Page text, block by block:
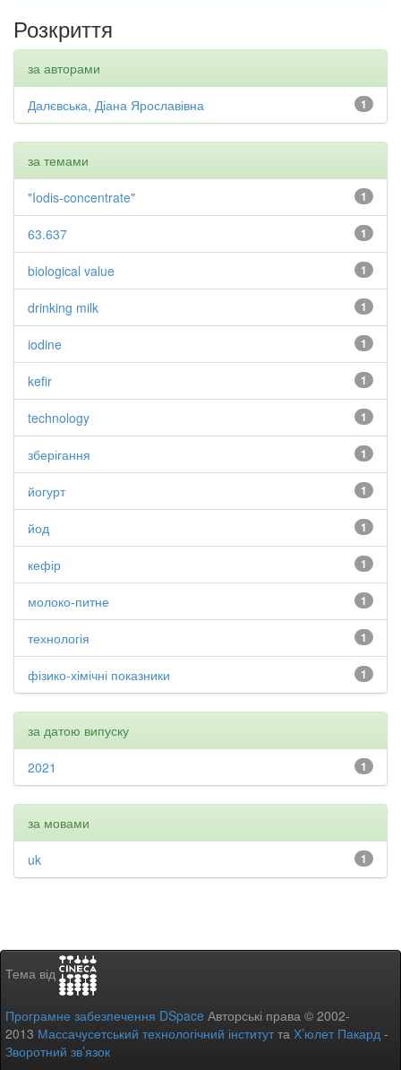
Розкриття
за авторами
1
Далєвська, Діана Ярославівна
за темами
1
"Iodis-concentrate"
1
63.637
1
biological value
1
drinking milk
1
iodine
1
kefir
1
technology
1
зберігання
1
йогурт
1
йод
1
кефір
1
молоко-питне
1
технологія
1
фізико-хімічні показники
за датою випуску
1
2021
за мовами
1
uk
Тема від
Програмне забезпечення DSpace Авторські права © 2002-
2013 Массачусетський технологічний інститутта Х’юлет Пакард -
Зворотний зв’язок